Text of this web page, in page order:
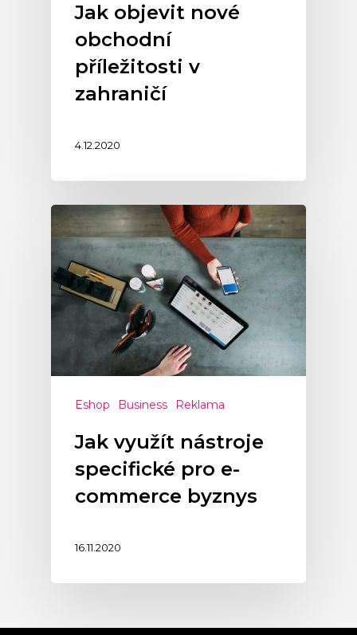
Jak objevit nové
obchodní
příležitosti v
zahraničí
4.12.2020
Eshop Business Reklama
Jak využít nástroje
specifické pro e-
commerce byznys
16.11.2020